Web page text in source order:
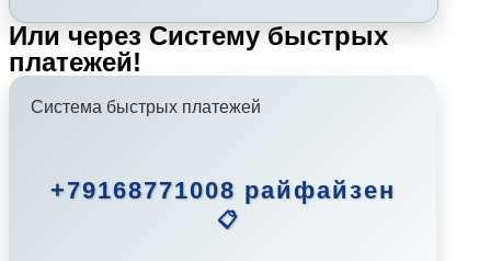
Или через Систему быстрых
платежей!
Система быстрых платежей
+79168771008 райфайзен
📋